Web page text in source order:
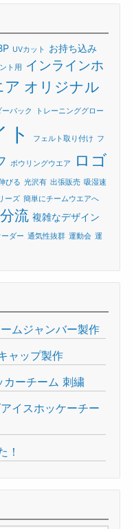
UVカット
お持ち込み
ト用
インラインホ
ア オリジナル
バック トレーニンググロー
フェルト取り付け フ
ボウリングウエア ロゴ
びる 光沢有 出張販売 吸湿速
ーズ 簡単にチームウエアへ
流 複雑なデザイン
ダー 通気性抜群 運動会 運
ムジャンバー製作
ャップ製作
カーチーム 刺繍
イスホッケーチー
！